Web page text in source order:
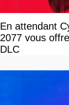
En attendant
2077 vous
DLC